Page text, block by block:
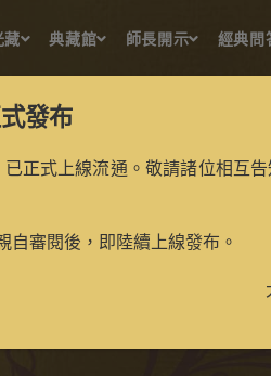
藏 典藏館 師長開示 經典問
慈氏菩薩、
發布
已正式上線流通。敬請諸位相互
自審閱後，即陸續上線發布。